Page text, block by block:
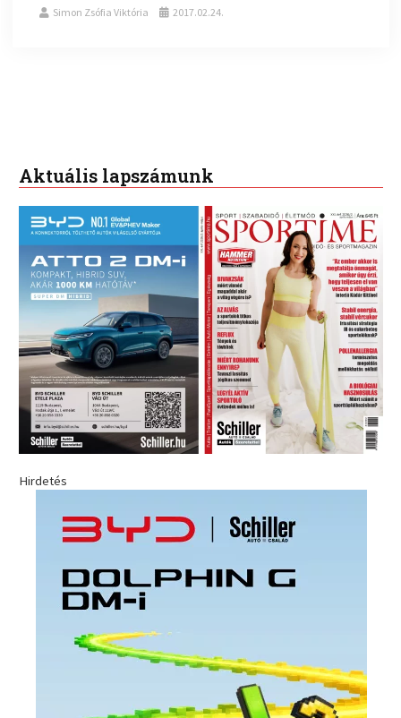
Simon Zsófia Viktória 2017.02.24.
Aktuális lapszámunk
Hirdetés